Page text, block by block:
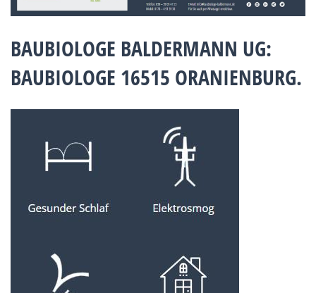
BAUBIOLOGE BALDERMANN UG:
BAUBIOLOGE 16515 ORANIENBURG.